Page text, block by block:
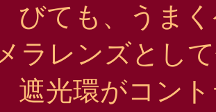
、うまくケ
ラレンズとし
がコントラ